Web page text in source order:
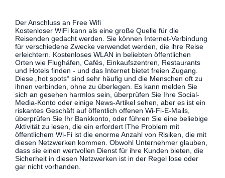
Der Anschluss an Free Wifi
Kostenloser WiFi kann als eine große Quelle für die
Reisenden gedacht werden. Sie können Internet-Verbindung
für verschiedene Zwecke verwendet werden, die ihre Reise
erleichtern. Kostenloses WLAN in beliebten öffentlichen
Orten wie Flughäfen, Cafés, Einkaufszentren, Restaurants
und Hotels finden - und das Internet bietet freien Zugang.
Diese „hot spots“ sind sehr häufig und die Menschen oft zu
ihnen verbinden, ohne zu überlegen. Es kann melden Sie
sich an gesehen harmlos sein, überprüfen Sie Ihre Social-
Media-Konto oder einige News-Artikel sehen, aber es ist ein
riskantes Geschäft auf öffentlich offenen Wi-Fi-E-Mails,
überprüfen Sie Ihr Bankkonto, oder führen Sie eine beliebige
Aktivität zu lesen, die ein erfordert lThe Problem mit
öffentlichem Wi-Fi ist die enorme Anzahl von Risiken, die mit
diesen Netzwerken kommen. Obwohl Unternehmer glauben,
dass sie einen wertvollen Dienst für ihre Kunden bieten, die
Sicherheit in diesen Netzwerken ist in der Regel lose oder
gar nicht vorhanden.